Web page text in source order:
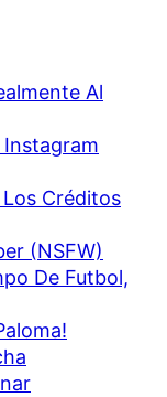
Al
Instagram
Créditos
(NSFW)
De Futbol,